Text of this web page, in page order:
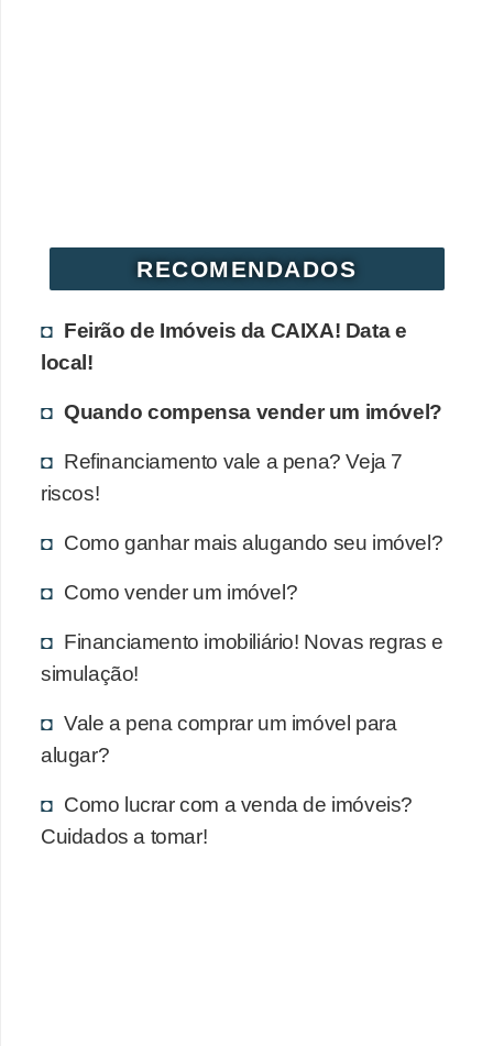
RECOMENDADOS
Feirão de Imóveis da CAIXA! Data e
local!
Quando compensa vender um imóvel?
Refinanciamento vale a pena? Veja 7
riscos!
Como ganhar mais alugando seu imóvel?
Como vender um imóvel?
Financiamento imobiliário! Novas regras e
simulação!
Vale a pena comprar um imóvel para
alugar?
Como lucrar com a venda de imóveis?
Cuidados a tomar!